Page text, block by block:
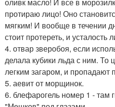
оливк масло! И все в
протираю лицо! Оно
мягким! И вообще в течении
стоит протереть, и усталость
4. отвар зверобоя, если
делала кубики льда с ним. То
легким загаром, и пропадают
5. аевит от морщинок.
6. блефарогель номер 1 - там